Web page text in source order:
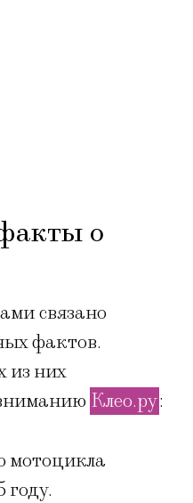
о
связано
фактов.
из них
Клео.ру:
мотоцикла
году.